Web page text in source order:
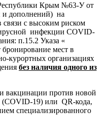
Крым №63-У от
и дополнений) на
с высоким риском
инфекции COVID-
п.15.2 Указа «
бронирование мест в
курортных организациях
без наличия одного из
вакцинации против новой
19) или QR-кода,
специализированного